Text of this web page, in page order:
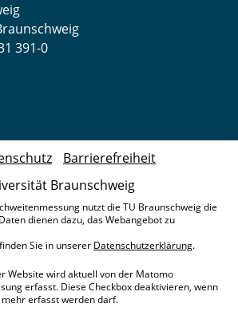
391-0
Braunschweig
Barrierefreiheit
nutzt die TU Braunschweig die
dienen dazu, das Webangebot zu
Sie in unserer Datenschutzerklärung.
Website wird aktuell von der Matomo
erfasst. Diese Checkbox deaktivieren, wenn
erfasst werden darf.